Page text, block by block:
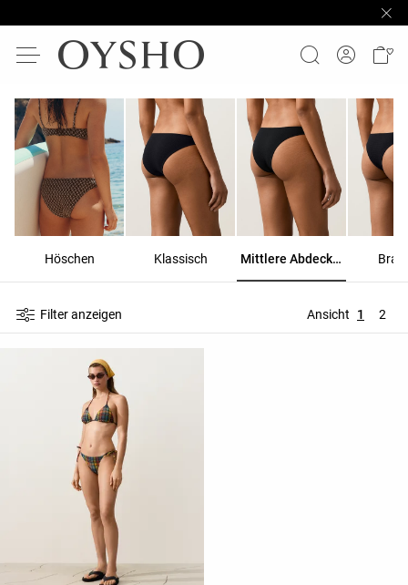
Höschen Klassisch Mittlere Abdeckung
Filter anzeigen Ansicht 1 2